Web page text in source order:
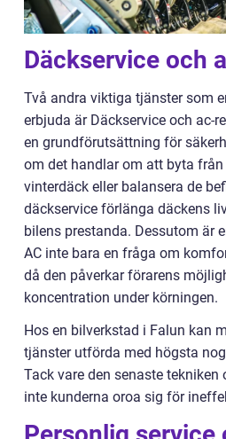
Däckservice och
Två andra viktiga tjänster som
erbjuda är Däckservice och ac-
en grundförutsättning för
om det handlar om att byta från
vinterdäck eller balansera de
däckservice förlänga däckens
bilens prestanda. Dessutom är
AC inte bara en fråga om
då den påverkar förarens
koncentration under körningen.
Hos en bilverkstad i Falun kan
tjänster utförda med högsta
Tack vare den senaste tekniken
inte kunderna oroa sig för